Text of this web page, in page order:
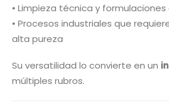
• Limpieza técnica y
• Procesos industriales que
alta pureza
Su versatilidad lo convierte en un
múltiples rubros.